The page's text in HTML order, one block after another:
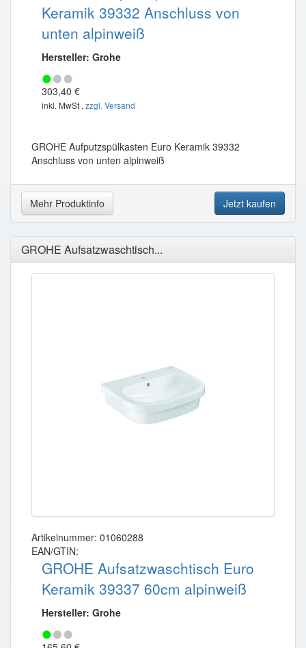
Keramik 39332 Anschluss von
unten alpinweiß
Hersteller: Grohe
303,40 €
inkl. MwSt , zzgl. Versand
GROHE Aufputzspülkasten Euro Keramik 39332
Anschluss von unten alpinweiß
Mehr Produktinfo Jetzt kaufen
GROHE Aufsatzwaschtisch...
Artikelnummer: 01060288
EAN/GTIN:
GROHE Aufsatzwaschtisch Euro
Keramik 39337 60cm alpinweiß
Hersteller: Grohe